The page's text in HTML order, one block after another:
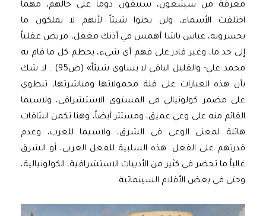
معرفة من سيتبعون، سيبقون دوماً على حالهم، مهما
اختلفت الأسماء، ولن يجنوا شيئاً لأنهم لا يملكون ما
يخسرونه، عباس باشا أهمس في أذنك مغفل، مريض عقلياً
إلى حد ما، وغير قادر على فهم أي شيء، يحطم كل ما قام به
محمد علي- والقليل الباقي لا يساوي شيئاً» (ص95) . لا شك
بأن هذه العبارات على قلة محمولاتها ومباشرتها، تنطوي
على مضمر كولونيالي في المستوى الاستشراقي، ولاسيما
القائم منه على وعي عميق، ومستتر أيضاً، وهنا تكمن انبثاقات
هائلة لمعنى الوعي في الشرق، ولاسيما للعرب، وعدم
قدرتهم على الفعل. هذه السلبية للفعل العربي، أو الشرق
غالباً ما تحضر في كثير من الأدبيات الاستشراقية، الكولونيالية،
وحتى في بعض الأفلام السينمائية.